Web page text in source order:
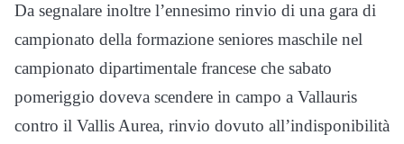
Da segnalare inoltre l’ennesimo rinvio di una gara di
campionato della formazione seniores maschile nel
campionato dipartimentale francese che sabato
pomeriggio doveva scendere in campo a Vallauris
contro il Vallis Aurea, rinvio dovuto all’indisponibilità